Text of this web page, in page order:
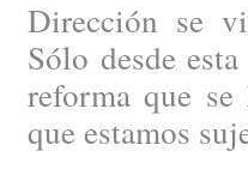
Dirección se
Sólo desde
reforma que
que estamos